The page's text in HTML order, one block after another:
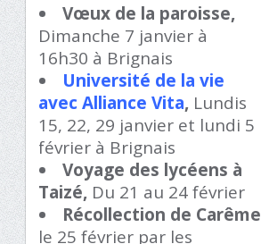
Vœux de la paroisse,
Dimanche 7 janvier à
16h30 à Brignais
Université de la vie
avec Alliance Vita, Lundis
15, 22, 29 janvier et lundi 5
février à Brignais
Voyage des lycéens à
Taizé, Du 21 au 24 février
Récollection de Carême
le 25 février par les